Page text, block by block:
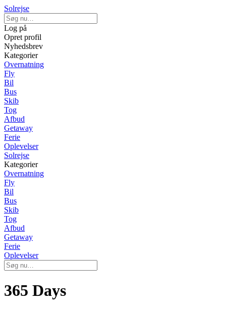
Solrejse
Log på
Opret profil
Nyhedsbrev
Kategorier
Overnatning
Fly
Bil
Bus
Skib
Tog
Afbud
Getaway
Ferie
Oplevelser
Solrejse
Kategorier
Overnatning
Fly
Bil
Bus
Skib
Tog
Afbud
Getaway
Ferie
Oplevelser
365 Days